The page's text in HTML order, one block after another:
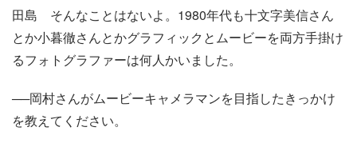
田島 そんなことはないよ。1980年代も十文字美信さん
とか小暮徹さんとかグラフィックとムービーを両方手掛け
るフォトグラファーは何人かいました。
──岡村さんがムービーキャメラマンを目指したきっかけ
を教えてください。